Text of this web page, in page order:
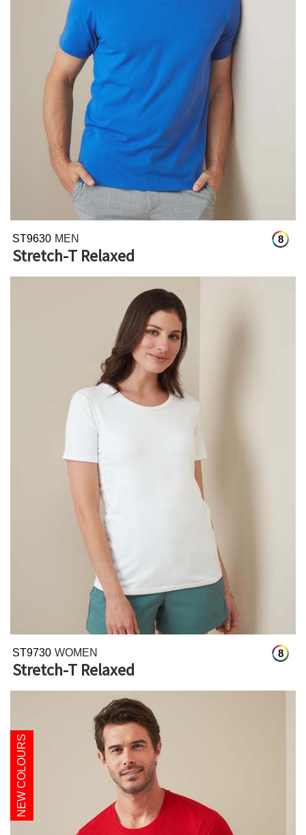
8
ST9630 MEN
Stretch-T Relaxed
8
ST9730 WOMEN
Stretch-T Relaxed
NEW COLOURS